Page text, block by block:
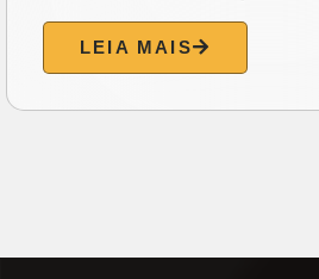
LEIA MAIS